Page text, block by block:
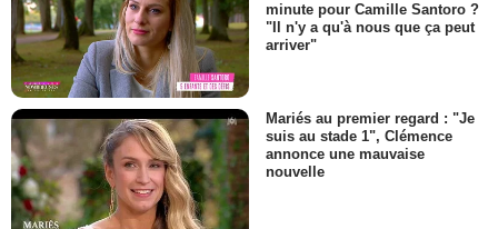
minute pour Camille Santoro ?
"Il n'y a qu'à nous que ça peut
arriver"
Mariés au premier regard : "Je
suis au stade 1", Clémence
annonce une mauvaise
nouvelle